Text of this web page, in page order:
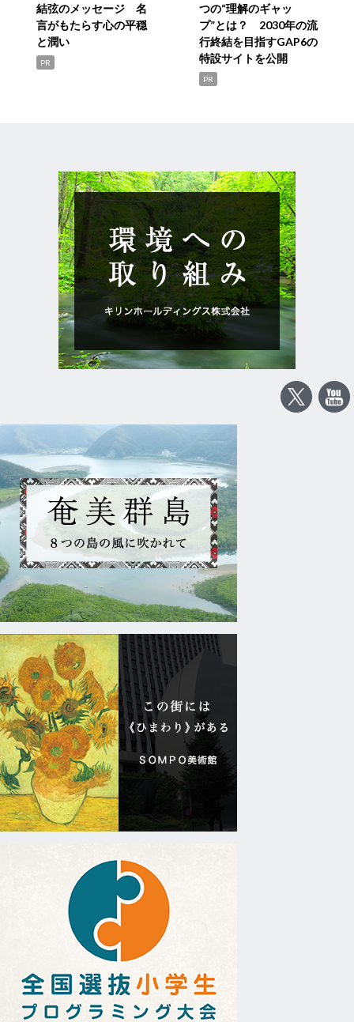
結弦のメッセージ 名
言がもたらす心の平穏
と潤い
PR
つの“理解のギャッ
プ”とは？ 2030年の流
行終結を目指すGAP6の
特設サイトを公開
PR